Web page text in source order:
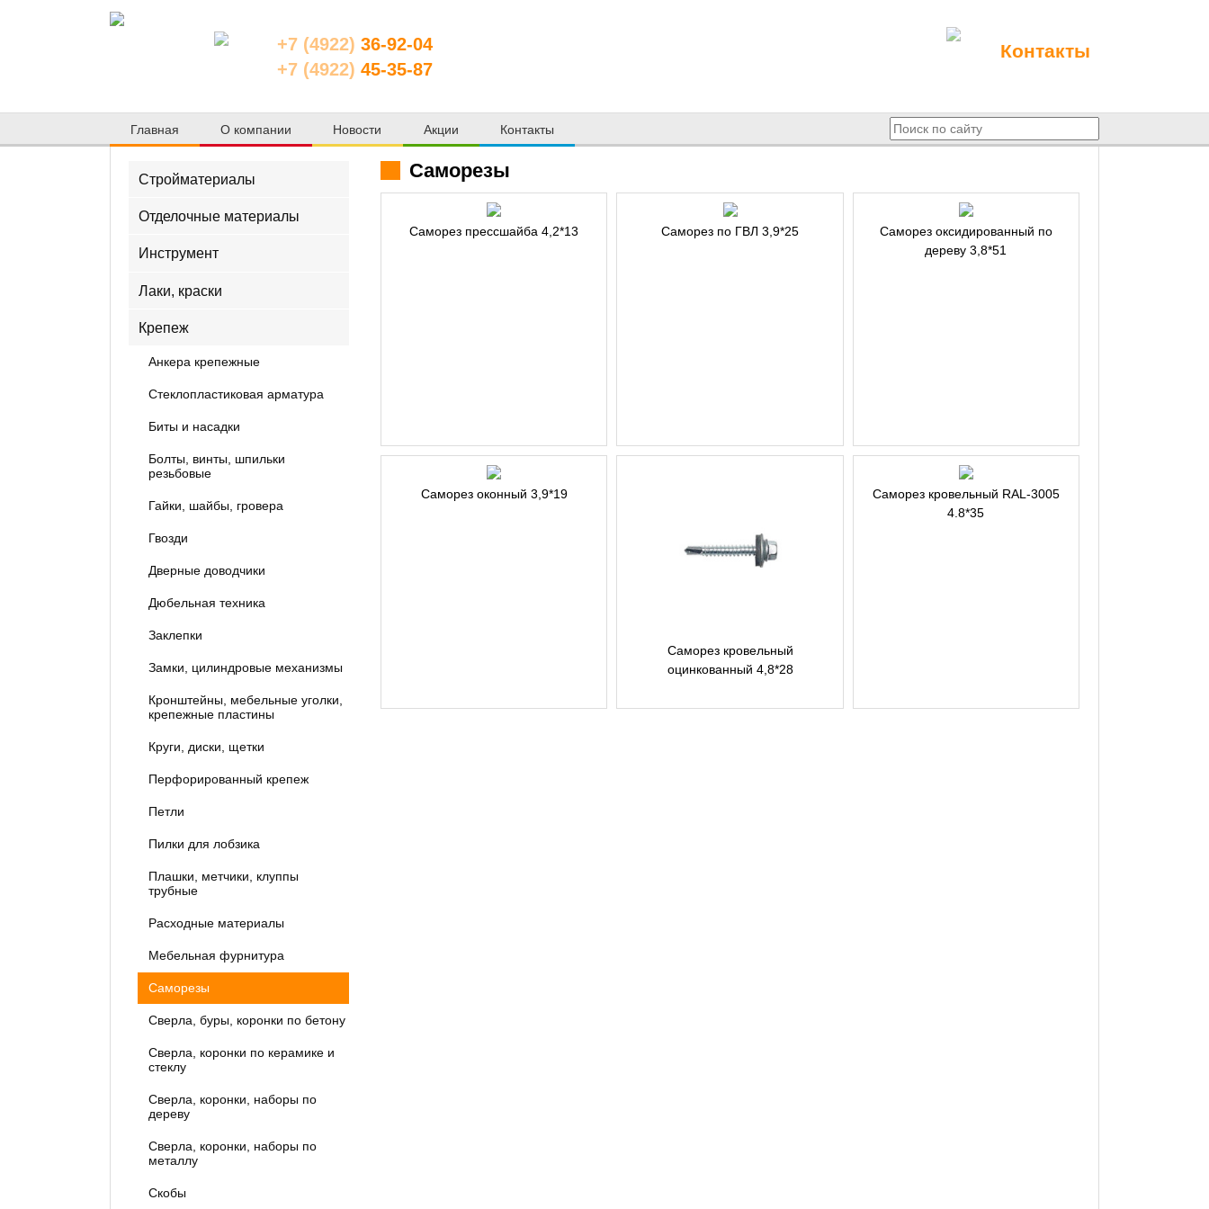
+7 (4922) 36-92-04
+7 (4922) 45-35-87
Контакты
Главная О компании Новости Акции Контакты
Стройматериалы
Отделочные материалы
Инструмент
Лаки, краски
Крепеж
Анкера крепежные
Стеклопластиковая арматура
Биты и насадки
Болты, винты, шпильки
резьбовые
Гайки, шайбы, гровера
Гвозди
Дверные доводчики
Дюбельная техника
Заклепки
Замки, цилиндровые механизмы
Кронштейны, мебельные уголки,
крепежные пластины
Круги, диски, щетки
Перфорированный крепеж
Петли
Пилки для лобзика
Плашки, метчики, клуппы
трубные
Расходные материалы
Мебельная фурнитура
Саморезы
Сверла, буры, коронки по бетону
Сверла, коронки по керамике и
стеклу
Сверла, коронки, наборы по
дереву
Сверла, коронки, наборы по
металлу
Скобы
Саморезы
Саморез прессшайба 4,2*13 Саморез по ГВЛ 3,9*25
Саморез оксидированный по
дереву 3,8*51
Саморез оконный 3,9*19
Саморез кровельный
оцинкованный 4,8*28
Саморез кровельный RAL-3005
4.8*35